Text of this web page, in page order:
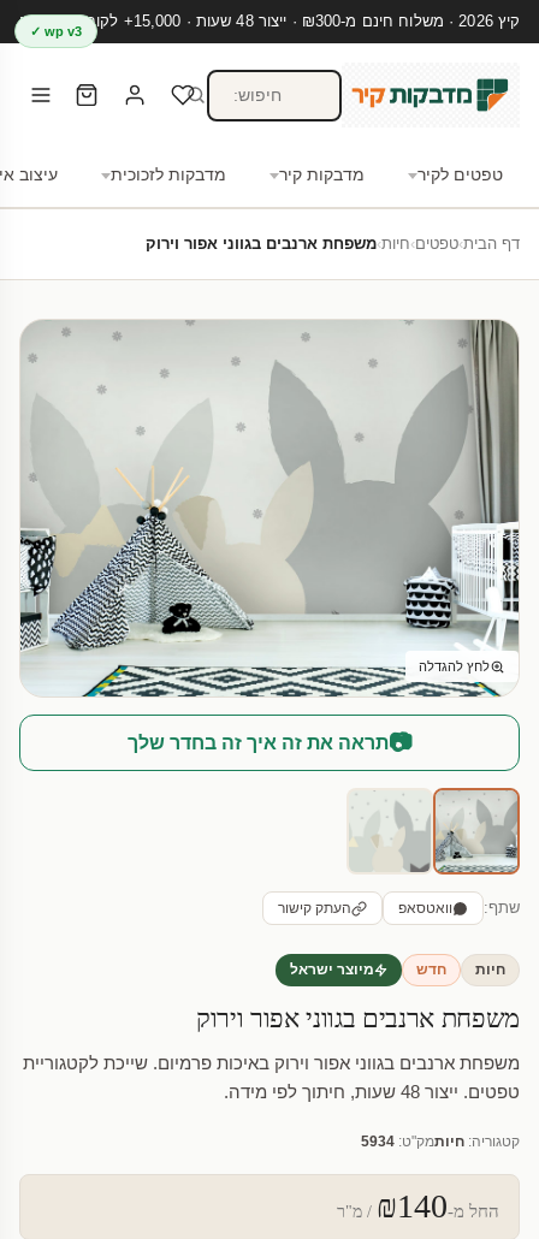
קיץ 2026 · משלוח חינם מ-₪300 · ייצור 48 שעות · 15,000+ לקוחות מרוצים
טפטים לקיר מדבקות קיר מדבקות לזכוכית עיצוב
wp v3 ✓
דף הבית›טפטים›חיות›משפחת ארנבים בגווני אפור וירוק
לחץ להגדלה
📷תראה את זה איך זה בחדר שלך
שתף: וואטסאפ העתק קישור
חיות חדש מיוצר ישראל
משפחת ארנבים בגווני אפור וירוק
משפחת ארנבים בגווני אפור וירוק באיכות פרמיום. שייכת לקטגוריית
טפטים. ייצור 48 שעות, חיתוך לפי מידה.
קטגוריה: חיותמק"ט: 5934
החל מ-₪140 / מ"ר